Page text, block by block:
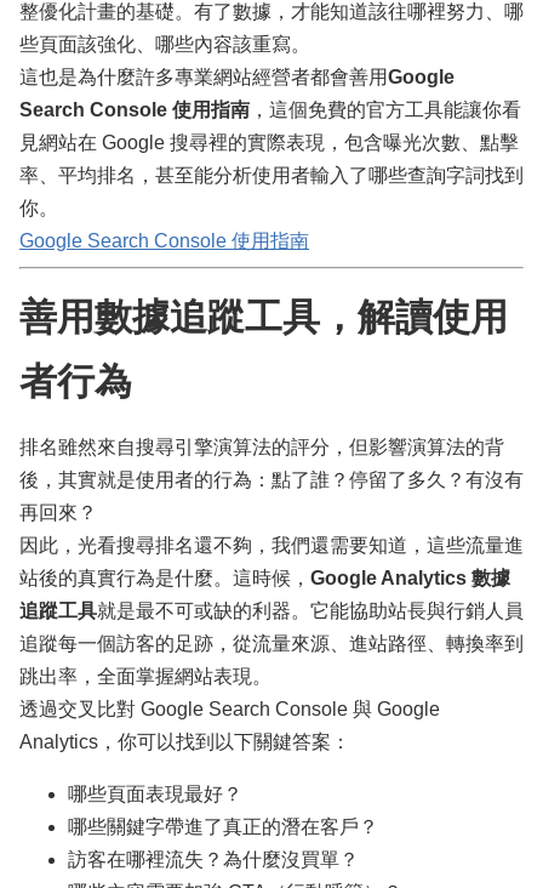
整優化計畫的基礎。有了數據，才能知道該往哪裡努力、哪
些頁面該強化、哪些內容該重寫。
這也是為什麼許多專業網站經營者都會善用Google
Search Console 使用指南 ，這個免費的官方工具能讓你看
見網站在 Google 搜尋裡的實際表現，包含曝光次數、點擊
率、平均排名，甚至能分析使用者輸入了哪些查詢字詞找到
你。
Google Search Console 使用指南
善用數據追蹤工具，解讀使用
者行為
排名雖然來自搜尋引擎演算法的評分，但影響演算法的背
後，其實就是使用者的行為：點了誰？停留了多久？有沒有
再回來？
因此，光看搜尋排名還不夠，我們還需要知道，這些流量進
站後的真實行為是什麼。這時候， Google Analytics 數據
追蹤工具就是最不可或缺的利器。它能協助站長與行銷人員
追蹤每一個訪客的足跡，從流量來源、進站路徑、轉換率到
跳出率，全面掌握網站表現。
透過交叉比對 Google Search Console 與 Google
Analytics，你可以找到以下關鍵答案：
哪些頁面表現最好？
哪些關鍵字帶進了真正的潛在客戶？
訪客在哪裡流失？為什麼沒買單？